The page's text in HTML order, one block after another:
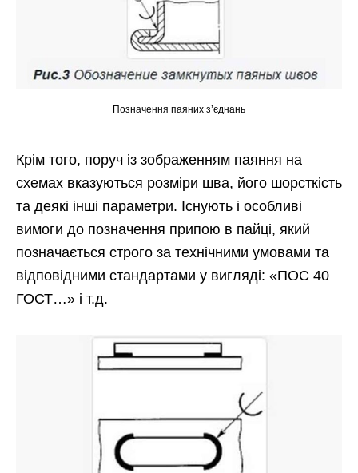
Позначення паяних з’єднань
Крім того, поруч із зображенням паяння на
схемах вказуються розміри шва, його шорсткість
та деякі інші параметри. Існують і особливі
вимоги до позначення припою в пайці, який
позначається строго за технічними умовами та
відповідними стандартами у вигляді: «ПОС 40
ГОСТ…» і т.д.